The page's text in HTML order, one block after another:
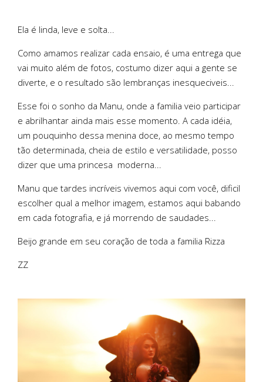
Ela é linda, leve e solta...
Como amamos realizar cada ensaio, é uma entrega que
vai muito além de fotos, costumo dizer aqui a gente se
diverte, e o resultado são lembranças inesqueciveis...
Esse foi o sonho da Manu, onde a familia veio participar
e abrilhantar ainda mais esse momento. A cada idéia,
um pouquinho dessa menina doce, ao mesmo tempo
tão determinada, cheia de estilo e versatilidade, posso
dizer que uma princesa moderna...
Manu que tardes incríveis vivemos aqui com você, dificil
escolher qual a melhor imagem, estamos aqui babando
em cada fotografia, e já morrendo de saudades...
Beijo grande em seu coração de toda a familia Rizza
ZZ